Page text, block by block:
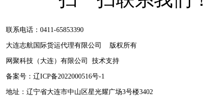
联系电话：0411-65853390
大连志航国际货运代理有限公司 版权所有
网聚科技（大连）有限公司 技术支持
备案号： 辽ICP备2022000516号-1
地址：辽宁省大连市中山区星光耀广场3号楼3402